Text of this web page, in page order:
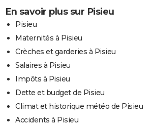
En savoir plus sur Pisieu
Pisieu
Maternités à Pisieu
Crèches et garderies à Pisieu
Salaires à Pisieu
Impôts à Pisieu
Dette et budget de Pisieu
Climat et historique météo de Pisieu
Accidents à Pisieu